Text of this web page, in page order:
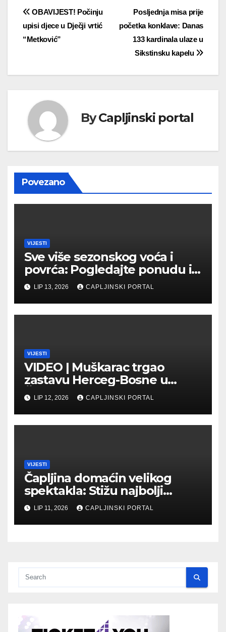
Navigacija
objava
Posljednja misa prije
početka konklave: Danas
133 kardinala ulaze u
Sikstinsku kapelu
OBAVIJEST! Počinju
upisi djece u Dječji vrtić
“Metković”
ByCapljinski portal
Povezano
VIJESTI
Sve više sezonskog voća i
povrća: Pogledajte ponudu i
cijene na čapljinskoj
Veletržnici
LIP 13, 2026 CAPLJINSKI PORTAL
VIJESTI
VIDEO | Muškarac trgao
zastavu Herceg-Bosne u
Čapljini: Traži se hitno
uhićenje
LIP 12, 2026 CAPLJINSKI PORTAL
VIJESTI
Čapljina domaćin velikog
spektakla: Stižu najbolji
biciklisti Balkana
LIP 11, 2026 CAPLJINSKI PORTAL